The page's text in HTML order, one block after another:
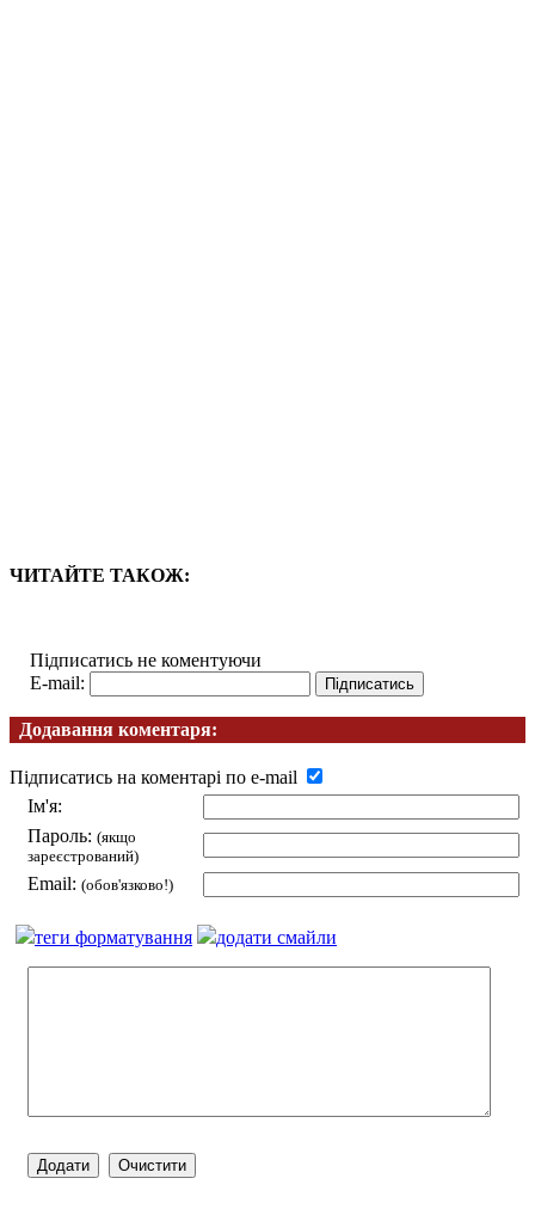
ЧИТАЙТЕ ТАКОЖ:
Підписатись не коментуючи
E-mail:
Додавання коментаря:
Підписатись на коментарі по e-mail
Ім'я:
Пароль: (якщо
зареєстрований)
Email: (обов'язково!)
теги форматування додати смайли